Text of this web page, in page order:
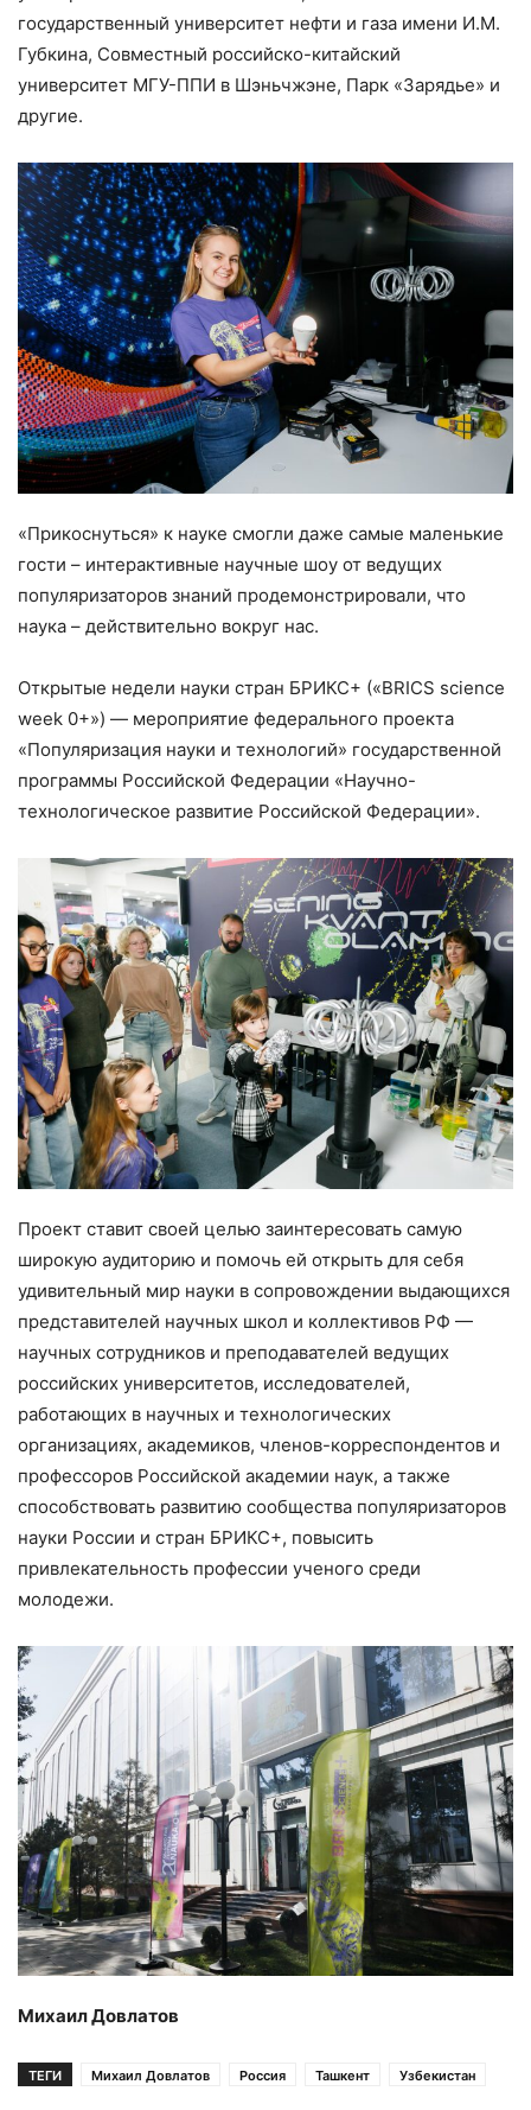
государственный университет нефти и газа имени И.М.
Губкина, Совместный российско-китайский
университет МГУ-ППИ в Шэньчжэне, Парк «Зарядье» и
другие.
«Прикоснуться» к науке смогли даже самые маленькие
гости – интерактивные научные шоу от ведущих
популяризаторов знаний продемонстрировали, что
наука – действительно вокруг нас.
Открытые недели науки стран БРИКС+ («BRICS science
week 0+») — мероприятие федерального проекта
«Популяризация науки и технологий» государственной
программы Российской Федерации «Научно-
технологическое развитие Российской Федерации».
Проект ставит своей целью заинтересовать самую
широкую аудиторию и помочь ей открыть для себя
удивительный мир науки в сопровождении выдающихся
представителей научных школ и коллективов РФ —
научных сотрудников и преподавателей ведущих
российских университетов, исследователей,
работающих в научных и технологических
организациях, академиков, членов-корреспондентов и
профессоров Российской академии наук, а также
способствовать развитию сообщества популяризаторов
науки России и стран БРИКС+, повысить
привлекательность профессии ученого среди
молодежи.
Михаил Довлатов
ТЕГИ Михаил Довлатов Россия Ташкент Узбекистан